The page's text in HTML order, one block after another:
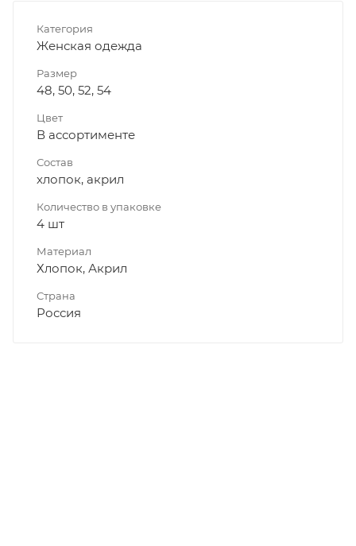
Категория
Женская одежда
Размер
48, 50, 52, 54
Цвет
В ассортименте
Состав
хлопок, акрил
Количество в упаковке
4 шт
Материал
Хлопок, Акрил
Страна
Россия